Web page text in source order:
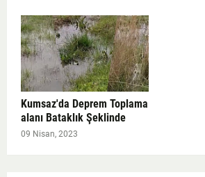
Kumsaz'da Deprem Toplama
alanı Bataklık Şeklinde
09 Nisan, 2023